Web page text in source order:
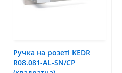
Ручка на розеті KEDR
R08.081-AL-SN/CP